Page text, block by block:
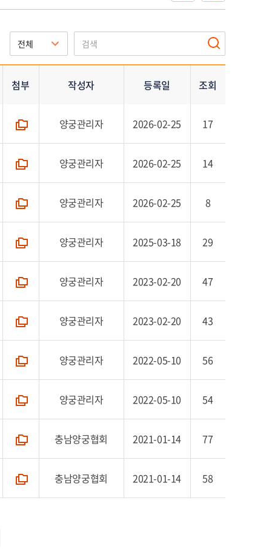
첨부 작성자 등록일 조회
양궁관리자 2026-02-25 17
양궁관리자 2026-02-25 14
양궁관리자 2026-02-25 8
양궁관리자 2025-03-18 29
양궁관리자 2023-02-20 47
양궁관리자 2023-02-20 43
양궁관리자 2022-05-10 56
양궁관리자 2022-05-10 54
충남양궁협회 2021-01-14 77
충남양궁협회 2021-01-14 58